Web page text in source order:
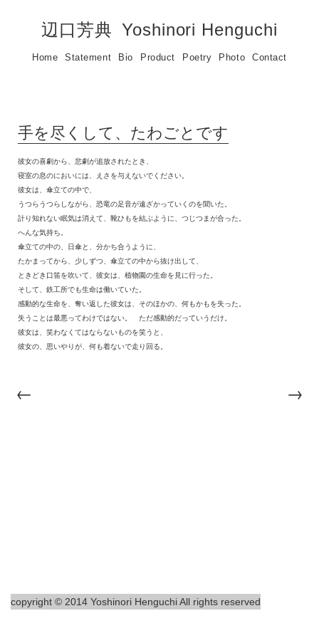
辺口芳典 Yoshinori Henguchi
Home Statement Bio Product Poetry Photo Contact
手を尽くして、たわごとです
彼女の喜劇から、悲劇が追放されたとき、
寝室の息のにおいには、えさを与えないでください。
彼女は、傘立ての中で、
うつらうつらしながら、恐竜の足音が遠ざかっていくのを聞いた。
計り知れない眠気は消えて、靴ひもを結ぶように、つじつまが合った。
へんな気持ち。
傘立ての中の、日傘と、分かち合うように、
たかまってから、少しずつ、傘立ての中から抜け出して、
ときどき口笛を吹いて、彼女は、植物園の生命を見に行った。
そして、鉄工所でも生命は働いていた。
感動的な生命を、奪い返した彼女は、そのほかの、何もかもを失った。
失うことは最悪ってわけではない。 ただ感動的だっていうだけ。
彼女は、笑わなくてはならないものを笑うと、
彼女の、思いやりが、何も着ないで走り回る。
← →
copyright © 2014 Yoshinori Henguchi All rights reserved